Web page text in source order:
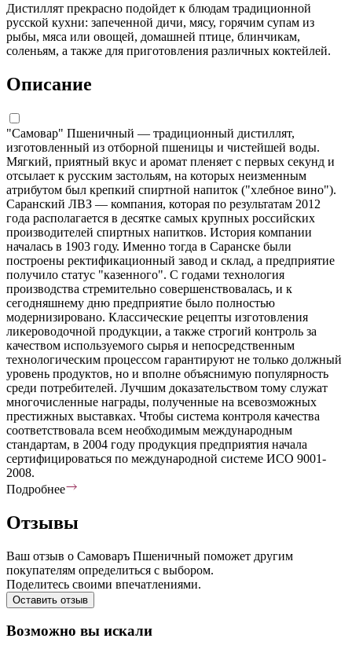
Дистиллят прекрасно подойдет к блюдам традиционной
русской кухни: запеченной дичи, мясу, горячим супам из
рыбы, мяса или овощей, домашней птице, блинчикам,
соленьям, а также для приготовления различных коктейлей.
Описание
"Самовар" Пшеничный — традиционный дистиллят,
изготовленный из отборной пшеницы и чистейшей воды.
Мягкий, приятный вкус и аромат пленяет с первых секунд и
отсылает к русским застольям, на которых неизменным
атрибутом был крепкий спиртной напиток ("хлебное вино").
Саранский ЛВЗ — компания, которая по результатам 2012
года располагается в десятке самых крупных российских
производителей спиртных напитков. История компании
началась в 1903 году. Именно тогда в Саранске были
построены ректификационный завод и склад, а предприятие
получило статус "казенного". С годами технология
производства стремительно совершенствовалась, и к
сегодняшнему дню предприятие было полностью
модернизировано. Классические рецепты изготовления
ликероводочной продукции, а также строгий контроль за
качеством используемого сырья и непосредственным
технологическим процессом гарантируют не только должный
уровень продуктов, но и вполне объяснимую популярность
среди потребителей. Лучшим доказательством тому служат
многочисленные награды, полученные на всевозможных
престижных выставках. Чтобы система контроля качества
соответствовала всем необходимым международным
стандартам, в 2004 году продукция предприятия начала
сертифицироваться по международной системе ИСО 9001-
2008.
Подробнее
Отзывы
Ваш отзыв о Самоваръ Пшеничный поможет другим
покупателям определиться с выбором.
Поделитесь своими впечатлениями.
Оставить отзыв
Возможно вы искали